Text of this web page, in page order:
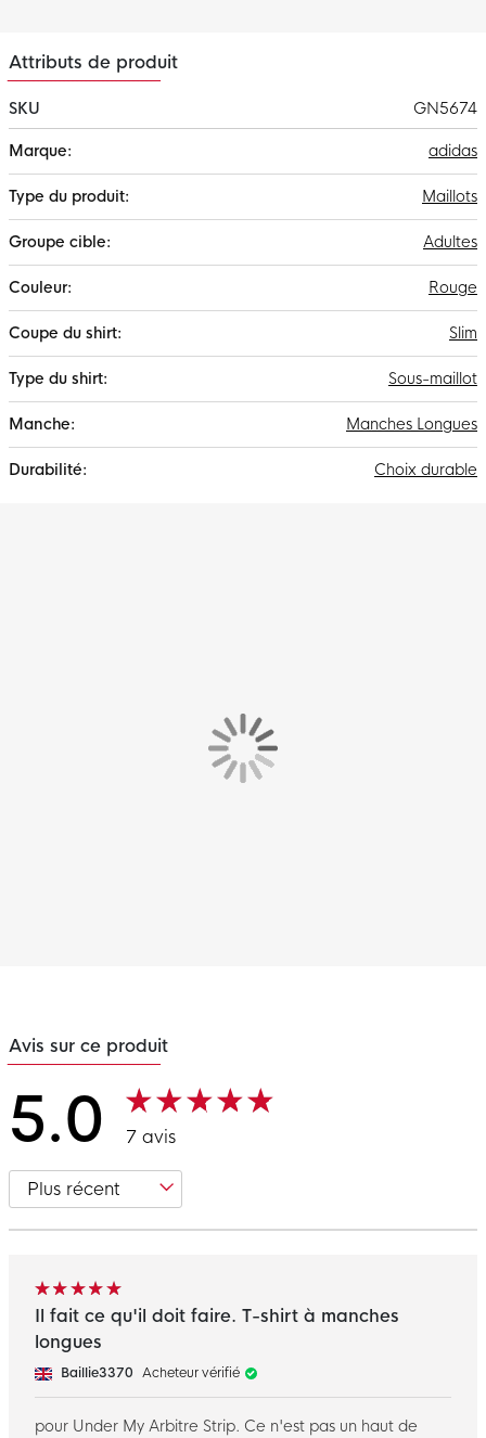
Attributs de produit
SKU
GN5674
d'infos
adidas
Maillots
Adultes
Rouge
Slim
Sous-maillot
Manches Longues
Choix durable
Avis sur ce produit
5.0 7 avis
Il fait ce qu'il doit faire. T-shirt à manches
longues
Baillie3370 Acheteur vérifié
pour Under My Arbitre Strip. Ce n'est pas un haut de